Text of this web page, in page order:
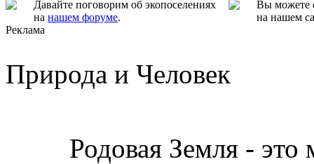
Давайте поговорим об экопоселениях
на нашем форуме.
Вы можете
на нашем
Реклама
Природа и Человек
Родовая Земля - это